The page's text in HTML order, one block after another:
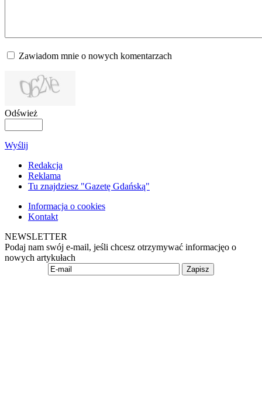
Zawiadom mnie o nowych komentarzach
Odśwież
Wyślij
Redakcja
Reklama
Tu znajdziesz "Gazetę Gdańską"
Informacja o cookies
Kontakt
NEWSLETTER
Podaj nam swój e-mail, jeśli chcesz otrzymywać informacjęo o
nowych artykułach
Zapisz